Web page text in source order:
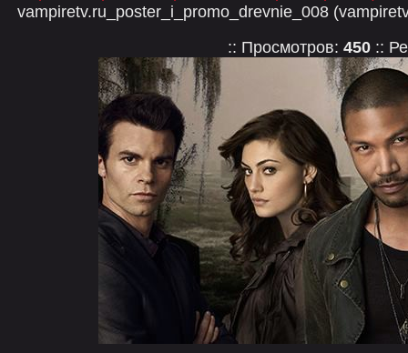
vampiretv.ru_poster_i_promo_drevnie_008
:: Просмотров: 450 ::